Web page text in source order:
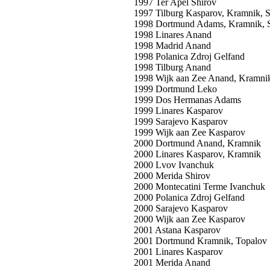
1997 Ter Apel Shirov
1997 Tilburg Kasparov, Kramnik,
1998 Dortmund Adams, Kramnik,
1998 Linares Anand
1998 Madrid Anand
1998 Polanica Zdroj Gelfand
1998 Tilburg Anand
1998 Wijk aan Zee Anand,
1999 Dortmund Leko
1999 Dos Hermanas Adams
1999 Linares Kasparov
1999 Sarajevo Kasparov
1999 Wijk aan Zee Kasparov
2000 Dortmund Anand, Kramnik
2000 Linares Kasparov, Kramnik
2000 Lvov Ivanchuk
2000 Merida Shirov
2000 Montecatini Terme Ivanchuk
2000 Polanica Zdroj Gelfand
2000 Sarajevo Kasparov
2000 Wijk aan Zee Kasparov
2001 Astana Kasparov
2001 Dortmund Kramnik, Topalov
2001 Linares Kasparov
2001 Merida Anand